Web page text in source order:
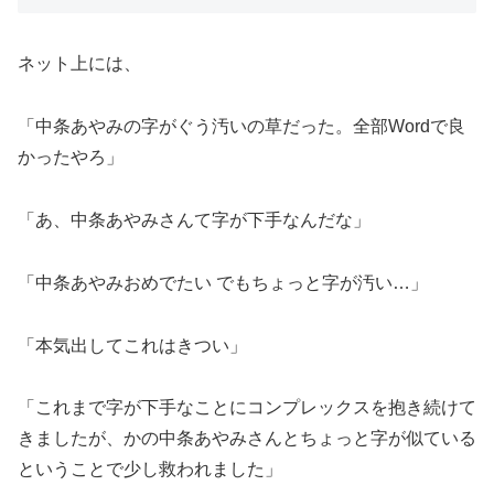
ネット上には、
「中条あやみの字がぐう汚いの草だった。全部Wordで良
かったやろ」
「あ、中条あやみさんて字が下手なんだな」
「中条あやみおめでたい でもちょっと字が汚い…」
「本気出してこれはきつい」
「これまで字が下手なことにコンプレックスを抱き続けて
きましたが、かの中条あやみさんとちょっと字が似ている
ということで少し救われました」